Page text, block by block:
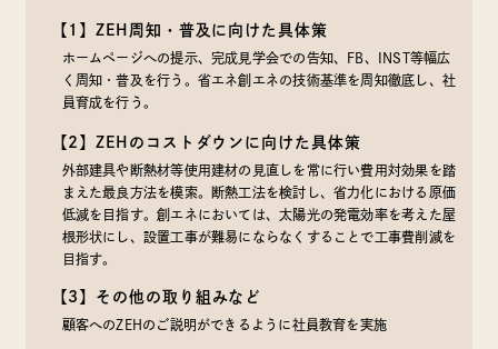
【1】ZEH周知・普及に向けた具体策
ホームページへの提示、完成見学会での告知、FB、INST等幅広
く周知・普及を行う。省エネ創エネの技術基準を周知徹底し、社
員育成を行う。
【2】ZEHのコストダウンに向けた具体策
外部建具や断熱材等使用建材の見直しを常に行い費用対効果を踏
まえた最良方法を模索。断熱工法を検討し、省力化における原価
低減を目指す。創エネにおいては、太陽光の発電効率を考えた屋
根形状にし、設置工事が難易にならなくすることで工事費削減を
目指す。
【3】その他の取り組みなど
顧客へのZEHのご説明ができるように社員教育を実施